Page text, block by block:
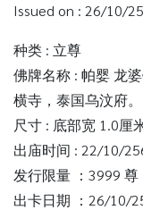
Issued on : 26/10/
种类 : 立尊
佛牌名称 : 帕婴 龙
横寺，泰国乌汶府。
尺寸 : 底部宽 1.0厘
出庙时间 : 22/10/
发行限量 ：3999 尊
出卡日期 ：26/10/